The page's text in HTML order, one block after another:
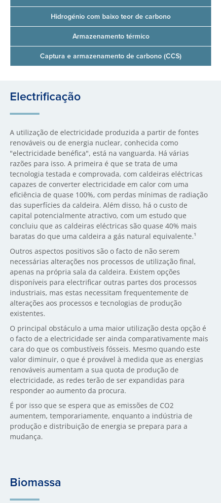
Hidrogénio com baixo teor de carbono
Armazenamento térmico
Captura e armazenamento de carbono (CCS)
Electrificação
A utilização de electricidade produzida a partir de fontes
renováveis ou de energia nuclear, conhecida como
"electricidade benéfica", está na vanguarda. Há várias
razões para isso. A primeira é que se trata de uma
tecnologia testada e comprovada, com caldeiras eléctricas
capazes de converter electricidade em calor com uma
eficiência de quase 100%, com perdas mínimas de radiação
das superfícies da caldeira. Além disso, há o custo de
capital potencialmente atractivo, com um estudo que
concluiu que as caldeiras eléctricas são quase 40% mais
baratas do que uma caldeira a gás natural equivalente.¹
Outros aspectos positivos são o facto de não serem
necessárias alterações nos processos de utilização final,
apenas na própria sala da caldeira. Existem opções
disponíveis para electrificar outras partes dos processos
industriais, mas estas necessitam frequentemente de
alterações aos processos e tecnologias de produção
existentes.
O principal obstáculo a uma maior utilização desta opção é
o facto de a electricidade ser ainda comparativamente mais
cara do que os combustíveis fósseis. Mesmo quando este
valor diminuir, o que é provável à medida que as energias
renováveis aumentam a sua quota de produção de
electricidade, as redes terão de ser expandidas para
responder ao aumento da procura.
É por isso que se espera que as emissões de CO2
aumentem, temporariamente, enquanto a indústria de
produção e distribuição de energia se prepara para a
mudança.
Biomassa